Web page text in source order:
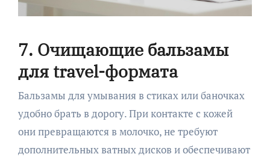
7. Очищающие бальзамы
для travel-формата
Бальзамы для умывания в стиках или баночках
удобно брать в дорогу. При контакте с кожей
они превращаются в молочко, не требуют
дополнительных ватных дисков и обеспечивают